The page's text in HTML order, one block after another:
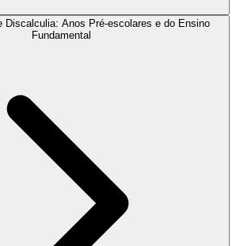
Discalculia: Anos Pré-escolares e do Ensino
Fundamental